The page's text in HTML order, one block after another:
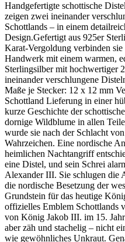
Handgefertigte schottische
zeigen zwei ineinander
Schottlands – in einem
Design.Gefertigt aus 925er
Karat-Vergoldung verbinden sie
Handwerk mit einem warmen,
Sterlingsilber mit hochwertiger
ineinander verschlungene
Maße je Stecker: 12 x 12 mm
Schottland Lieferung in einer
kurze Geschichte der
dornige Wildblume in allen
wurde sie nach der Schlacht
Wahrzeichen. Eine nordische
heimlichen Nachtangriff
eine Distel, und sein Schrei
Alexander III. Sie schlugen die
die nordische Besetzung der
Grundstein für das heutige
offizielles Emblem Schottlands
von König Jakob III. im 15.
aber zäh und stachelig – nicht
wie gewöhnliches Unkraut.